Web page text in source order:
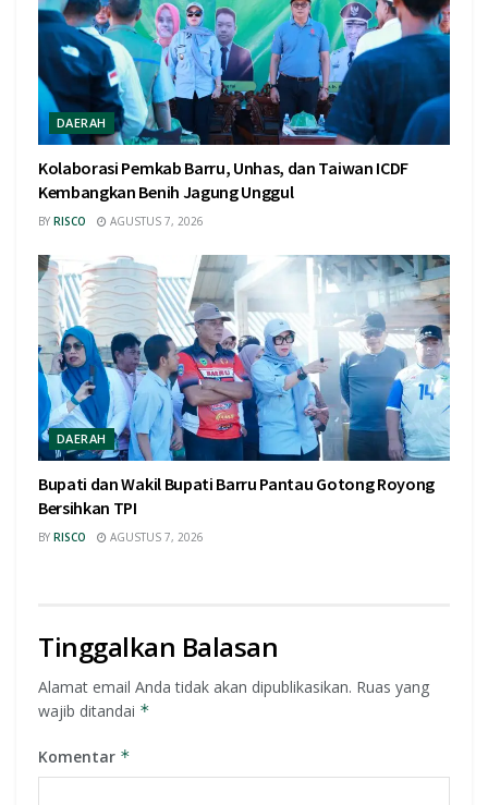
DAERAH
Kolaborasi Pemkab Barru, Unhas, dan Taiwan ICDF
Kembangkan Benih Jagung Unggul
BY RISCO AGUSTUS 7, 2026
DAERAH
Bupati dan Wakil Bupati Barru Pantau Gotong Royong
Bersihkan TPI
BY RISCO AGUSTUS 7, 2026
Tinggalkan Balasan
Alamat email Anda tidak akan dipublikasikan. Ruas yang
wajib ditandai *
Komentar *